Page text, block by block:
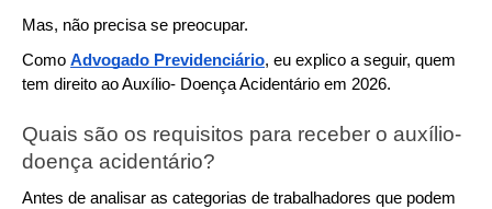
Mas, não precisa se preocupar.
Como Advogado Previdenciário, eu explico a seguir, quem
tem direito ao Auxílio- Doença Acidentário em 2026.
Quais são os requisitos para receber o auxílio-
doença acidentário?
Antes de analisar as categorias de trabalhadores que podem